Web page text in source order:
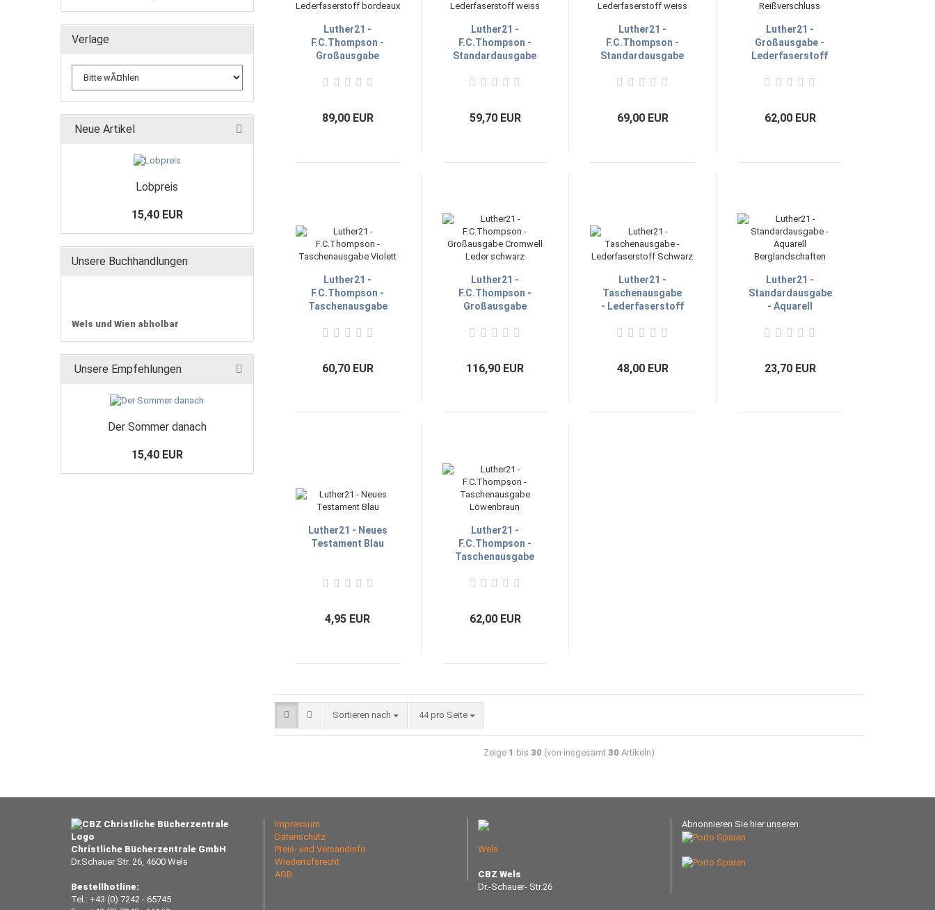
Luther21 -
F.C.Thompson -
Großausgabe
bordeaux
89,00 EUR
Luther21 -
F.C.Thompson -
Standardausgabe
weiss
59,70 EUR
Luther21 -
F.C.Thompson -
Standardausgabe
weiss
69,00 EUR
Luther21 -
Großausgabe -
Lederfaserstoff
Reißverschluss
62,00 EUR
Luther21 -
F.C.Thompson -
Taschenausgabe
60,70 EUR
Luther21 -
F.C.Thompson -
Großausgabe
schwarz
116,90 EUR
Luther21 -
Taschenausgabe
- Lederfaserstoff
48,00 EUR
Luther21 -
Standardausgabe
- Aquarell
23,70 EUR
Luther21 - Neues
Testament Blau
4,95 EUR
Luther21 -
F.C.Thompson -
Taschenausgabe
62,00 EUR
Sortieren nach 44 pro Seite
Zeige 1 bis30 (von insgesamt30 Artikeln)
Verlage
Neue Artikel
Lobpreis
15,40 EUR
Unsere Buchhandlungen
Wels und Wien abholbar
Unsere Empfehlungen
Der Sommer danach
15,40 EUR
Christliche Bücherzentrale GmbH
Dr.Schauer Str. 26, 4600 Wels
Bestellhotline:
Tel.: +43 (0) 7242 - 65745
Impressum
Datenschutz
Preis- und Versandinfo
Wiederrufsrecht
AGB
Wels
CBZ Wels
Dr.-Schauer- Str.26
Abnonnieren Sie hier unseren